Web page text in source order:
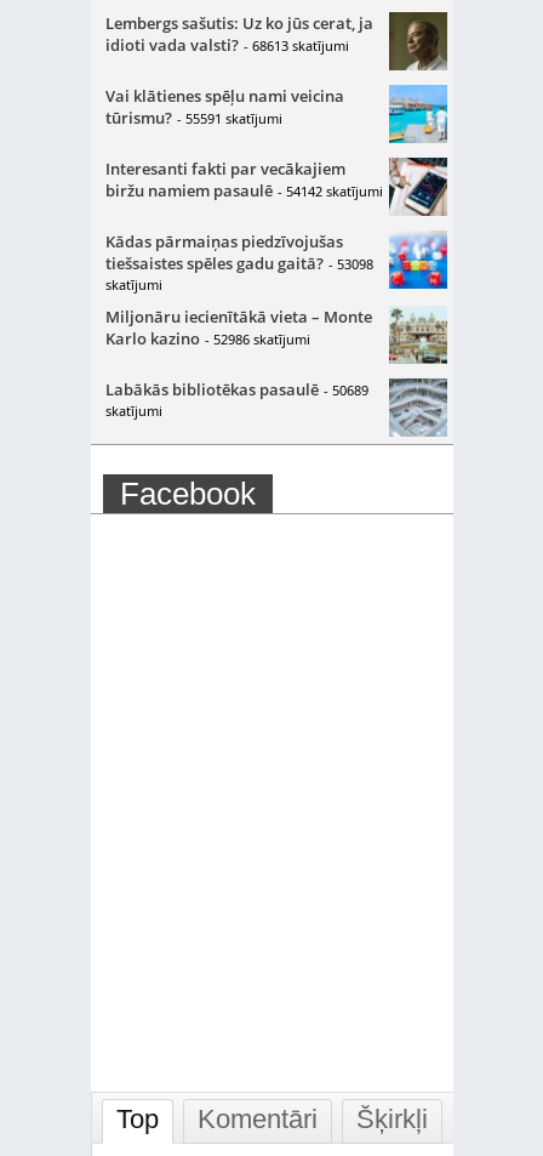
Lembergs sašutis: Uz ko jūs cerat, ja
idioti vada valsti? - 68613 skatījumi
Vai klātienes spēļu nami veicina
tūrismu? - 55591 skatījumi
Interesanti fakti par vecākajiem
biržu namiem pasaulē - 54142 skatījumi
Kādas pārmaiņas piedzīvojušas
tiešsaistes spēles gadu gaitā? - 53098
skatījumi
Miljonāru iecienītākā vieta – Monte
Karlo kazino - 52986 skatījumi
Labākās bibliotēkas pasaulē - 50689
skatījumi
Facebook
Top Komentāri Šķirkļi